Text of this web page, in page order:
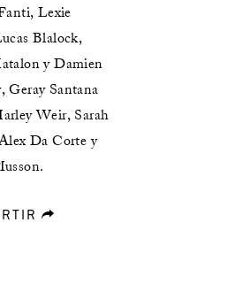
Lexie
Blalock,
y Damien
Geray Santana
Weir, Sarah
Da Corte y
forward